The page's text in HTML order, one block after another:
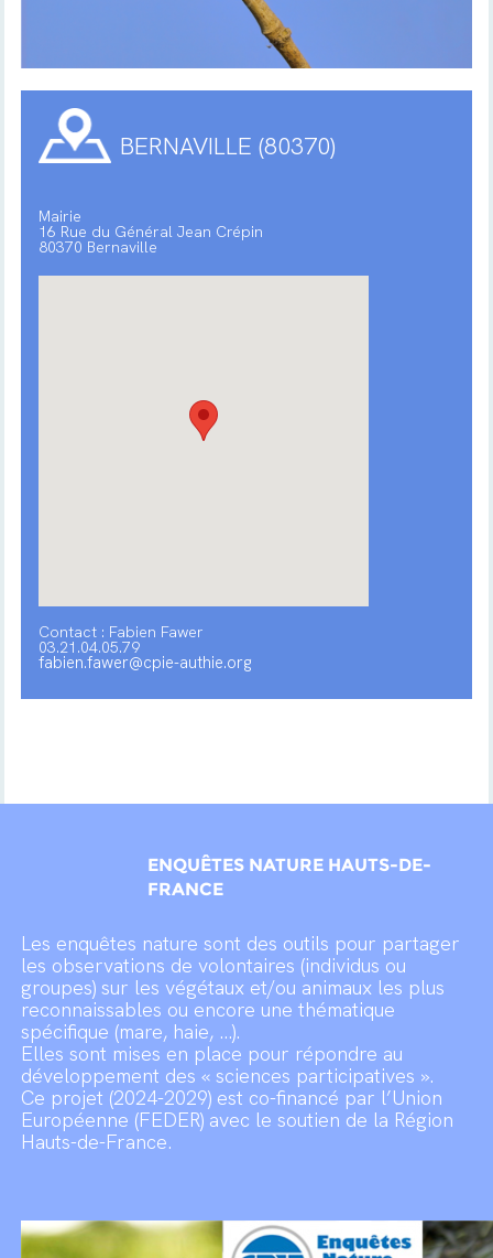
BERNAVILLE (80370)
Mairie
16 Rue du Général Jean Crépin
80370 Bernaville
Contact : Fabien Fawer
03.21.04.05.79
fabien.fawer@cpie-authie.org
ENQUÊTES NATURE HAUTS-DE-
FRANCE
Les enquêtes nature sont des outils pour partager
les observations de volontaires (individus ou
groupes) sur les végétaux et/ou animaux les plus
reconnaissables ou encore une thématique
spécifique (mare, haie, …).
Elles sont mises en place pour répondre au
développement des « sciences participatives ».
Ce projet (2024-2029) est co-financé par l’Union
Européenne (FEDER) avec le soutien de la Région
Hauts-de-France.